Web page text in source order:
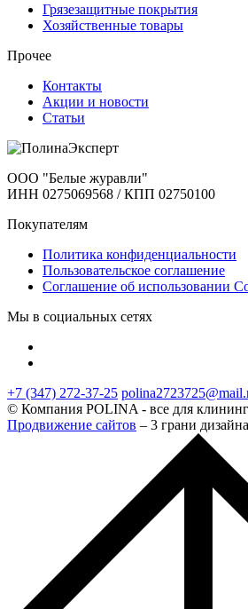
Грязезащитные покрытия
Хозяйственные товары
Прочее
Контакты
Акции и новости
Статьи
ООО "Белые журавли"
ИНН 0275069568 / КПП 02750100
Покупателям
Политика конфиденциальности
Пользовательское соглашение
Соглашение об использовании
Мы в социальных сетях
+7 (347) 272-37-25
© Компания POLINA - все для
Продвижение сайтов – 3 грани дизайна